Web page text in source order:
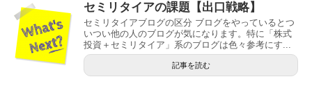
セミリタイアの課題【出口戦略】
セミリタイアブログの区分 ブログをやっているとつ
いつい他の人のブログが気になります。特に「株式
投資＋セミリタイア」系のブログは色々参考にす...
記事を読む